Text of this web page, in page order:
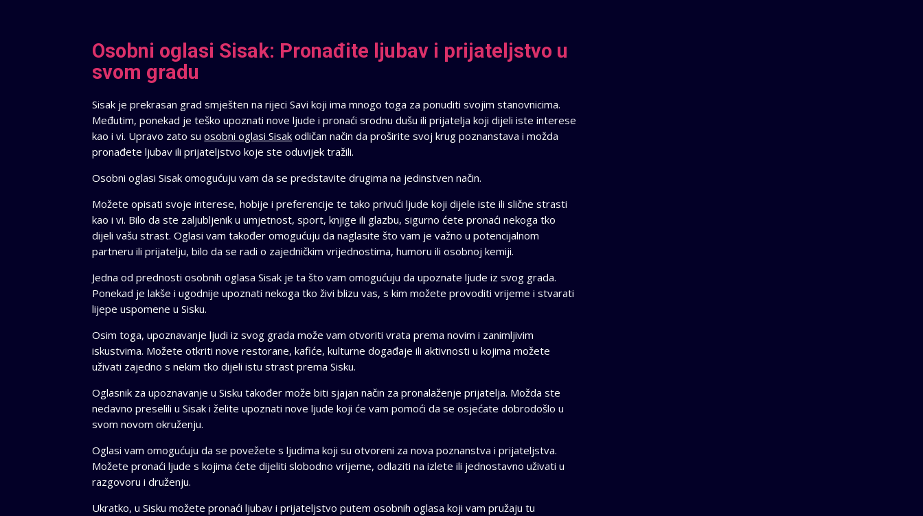
Osobni oglasi Sisak: Pronađite ljubav i prijateljstvo u
svom gradu
Sisak je prekrasan grad smješten na rijeci Savi koji ima mnogo toga za ponuditi svojim stanovnicima.
Međutim, ponekad je teško upoznati nove ljude i pronaći srodnu dušu ili prijatelja koji dijeli iste interese
kao i vi. Upravo zato suosobni oglasi Sisak odličan način da proširite svoj krug poznanstava i možda
pronađete ljubav ili prijateljstvo koje ste oduvijek tražili.
Osobni oglasi Sisak omogućuju vam da se predstavite drugima na jedinstven način.
Možete opisati svoje interese, hobije i preferencije te tako privući ljude koji dijele iste ili slične strasti
kao i vi. Bilo da ste zaljubljenik u umjetnost, sport, knjige ili glazbu, sigurno ćete pronaći nekoga tko
dijeli vašu strast. Oglasi vam također omogućuju da naglasite što vam je važno u potencijalnom
partneru ili prijatelju, bilo da se radi o zajedničkim vrijednostima, humoru ili osobnoj kemiji.
Jedna od prednosti osobnih oglasa Sisak je ta što vam omogućuju da upoznate ljude iz svog grada.
Ponekad je lakše i ugodnije upoznati nekoga tko živi blizu vas, s kim možete provoditi vrijeme i stvarati
lijepe uspomene u Sisku.
Osim toga, upoznavanje ljudi iz svog grada može vam otvoriti vrata prema novim i zanimljivim
iskustvima. Možete otkriti nove restorane, kafiće, kulturne događaje ili aktivnosti u kojima možete
uživati zajedno s nekim tko dijeli istu strast prema Sisku.
Oglasnik za upoznavanje u Sisku također može biti sjajan način za pronalaženje prijatelja. Možda ste
nedavno preselili u Sisak i želite upoznati nove ljude koji će vam pomoći da se osjećate dobrodošlo u
svom novom okruženju.
Oglasi vam omogućuju da se povežete s ljudima koji su otvoreni za nova poznanstva i prijateljstva.
Možete pronaći ljude s kojima ćete dijeliti slobodno vrijeme, odlaziti na izlete ili jednostavno uživati u
razgovoru i druženju.
Ukratko, u Sisku možete pronaći ljubav i prijateljstvo putem osobnih oglasa koji vam pružaju tu